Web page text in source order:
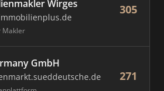
Wirges
Makler
305
GmbH
271